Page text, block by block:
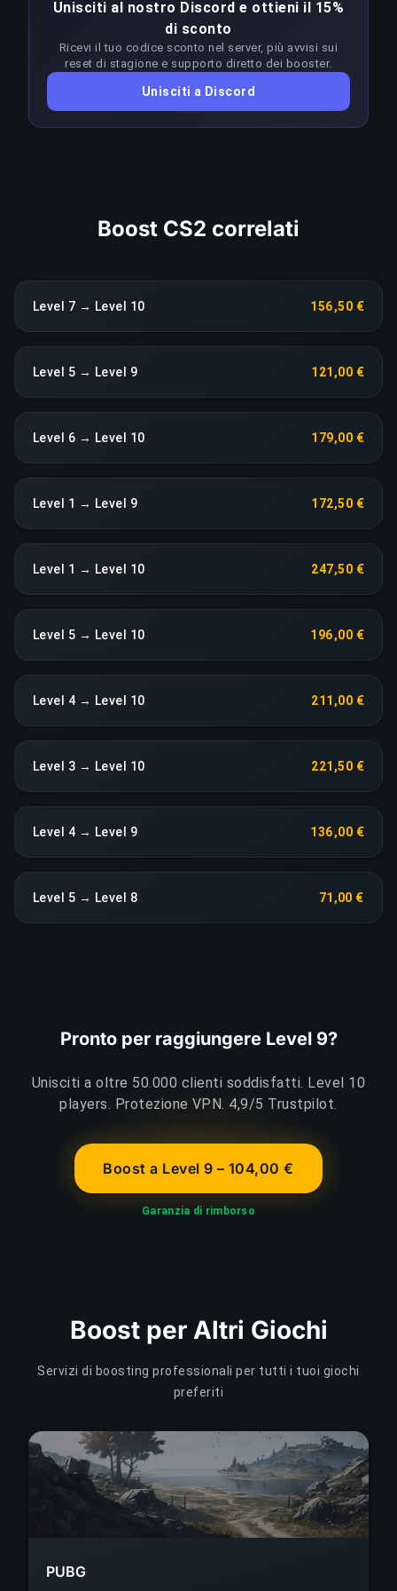
un'abilità molto superiore al rank target. I
booster adattano l'approccio a ogni patch per
restare in vantaggio sul meta; qualsiasi calo di
rendimento prolungato fa scattare una
riassegnazione immediata senza costi aggiuntivi.
Unisciti al nostro Discord e ottieni il 15%
di sconto
Ricevi il tuo codice sconto nel server, più avvisi sui
reset di stagione e supporto diretto dei booster.
Unisciti a Discord
Boost CS2 correlati
Level 7 → Level 10 156,50 €
Level 5 → Level 9 121,00 €
Level 6 → Level 10 179,00 €
Level 1 → Level 9 172,50 €
Level 1 → Level 10 247,50 €
Level 5 → Level 10 196,00 €
Level 4 → Level 10 211,00 €
Level 3 → Level 10 221,50 €
Level 4 → Level 9 136,00 €
Level 5 → Level 8 71,00 €
Pronto per raggiungere Level 9?
Unisciti a oltre 50.000 clienti soddisfatti. Level 10
players. Protezione VPN. 4,9/5 Trustpilot.
Boost a Level 9 – 104,00 €
Garanzia di rimborso
Boost per Altri Giochi
Servizi di boosting professionali per tutti i tuoi giochi
preferiti
PUBG